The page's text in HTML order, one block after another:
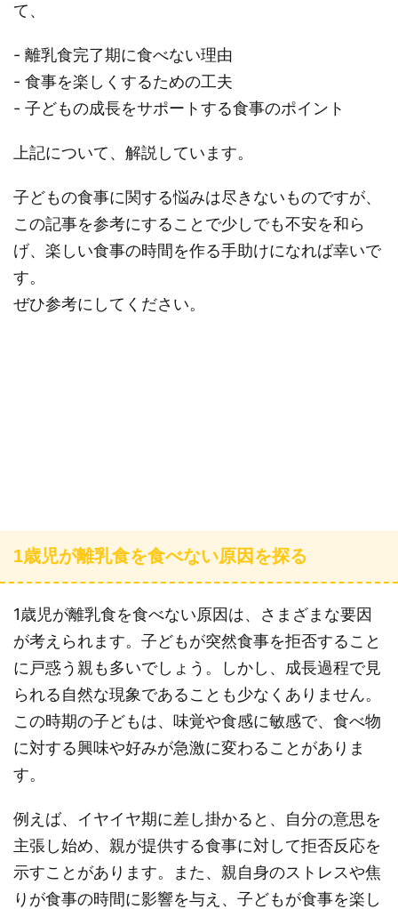
て、
- 離乳食完了期に食べない理由
- 食事を楽しくするための工夫
- 子どもの成長をサポートする食事のポイント
上記について、解説しています。
子どもの食事に関する悩みは尽きないものですが、
この記事を参考にすることで少しでも不安を和ら
げ、楽しい食事の時間を作る手助けになれば幸いで
す。
ぜひ参考にしてください。
1歳児が離乳食を食べない原因を探る
1歳児が離乳食を食べない原因は、さまざまな要因
が考えられます。子どもが突然食事を拒否すること
に戸惑う親も多いでしょう。しかし、成長過程で見
られる自然な現象であることも少なくありません。
この時期の子どもは、味覚や食感に敏感で、食べ物
に対する興味や好みが急激に変わることがありま
す。
例えば、イヤイヤ期に差し掛かると、自分の意思を
主張し始め、親が提供する食事に対して拒否反応を
示すことがあります。また、親自身のストレスや焦
りが食事の時間に影響を与え、子どもが食事を楽し